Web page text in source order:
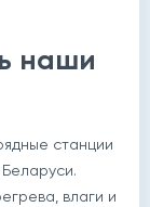
наши
станции
влаги и